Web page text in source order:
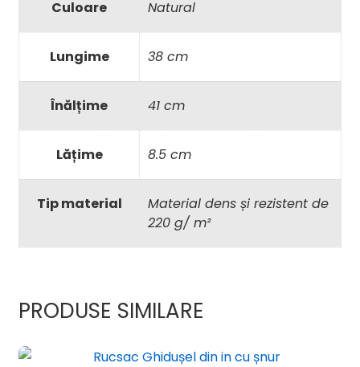
Culoare Natural
Lungime 38 cm
Înălțime 41 cm
Lățime 8.5 cm
Tip material
Material dens și rezistent de
220 g/ m²
PRODUSE SIMILARE